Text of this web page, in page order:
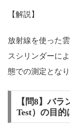
【解説】
放射線を使った
スシリンダーに
態での測定となり
【問8】バ
Test）の目的